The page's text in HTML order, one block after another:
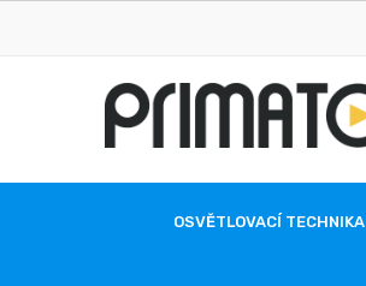
OSVĚTLOVACÍ TECHNIKA